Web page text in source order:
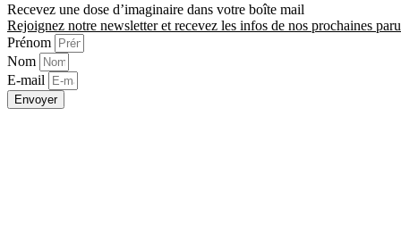
Recevez une dose d’imaginaire dans votre boîte mail
Rejoignez notre newsletter et recevez les infos de nos prochaines
Prénom
Nom
E-mail
Envoyer